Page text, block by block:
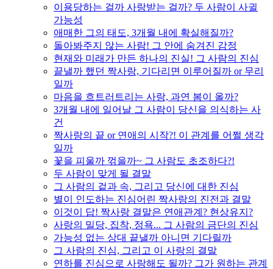
이용당하는 걸까 사랑받는 걸까? 두 사람이 사귈
가능성
애매한 그의 태도, 3개월 내에 확실해질까?
돌아봐주지 않는 사람! 그 안에 숨겨진 감정
현재와 미래가 만든 하나의 진실! 그 사람의 진심
끝낼까 했던 짝사랑, 기다리면 이루어질까 or 무리
일까
마음을 흐트러트리는 사랑, 과연 봄이 올까?
3개월 내에 일어날 그 사람이 당신을 의식하는 사
건
짝사랑의 끝 or 연애의 시작?! 이 관계를 어쩔 생각
일까
꽃을 피울까 꺾을까~ 그 사람도 초조하다?!
두 사람이 맞게 될 결말
그 사람의 겉과 속, 그리고 당신에 대한 진심
별이 인도하는 진심어린 짝사랑의 진전과 결말
이것이 답! 짝사랑 결말은 연애관계? 현상유지?
사랑의 밀당, 집착, 정욕... 그 사람의 금단의 진심
가능성 없는 상대 끝낼까 아니면 기다릴까
그 사람의 진심, 그리고 이 사랑의 결말
연하를 진심으로 사랑해도 될까? 그가 원하는 관계